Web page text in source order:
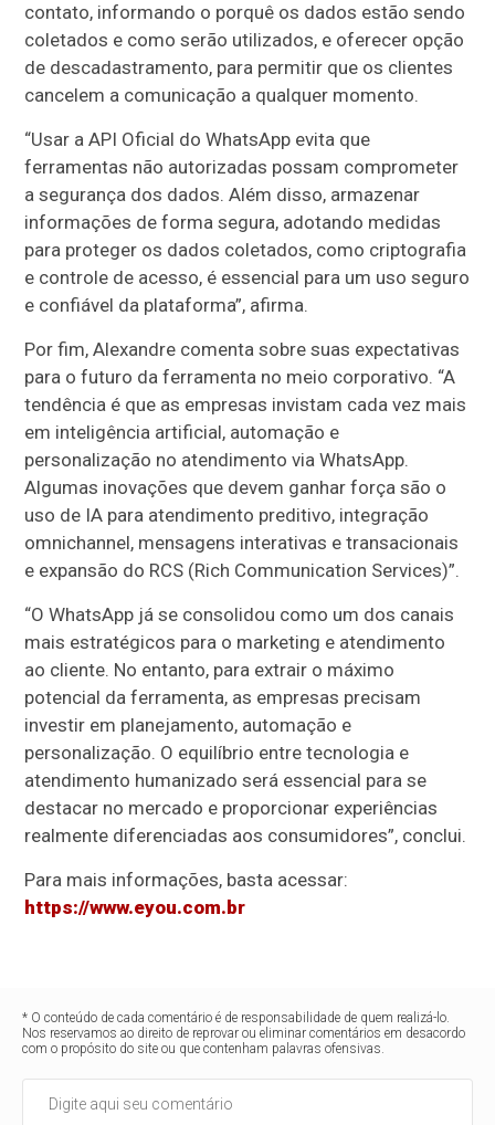
contato, informando o porquê os dados estão sendo
coletados e como serão utilizados, e oferecer opção
de descadastramento, para permitir que os clientes
cancelem a comunicação a qualquer momento.
“Usar a API Oficial do WhatsApp evita que
ferramentas não autorizadas possam comprometer
a segurança dos dados. Além disso, armazenar
informações de forma segura, adotando medidas
para proteger os dados coletados, como criptografia
e controle de acesso, é essencial para um uso seguro
e confiável da plataforma”, afirma.
Por fim, Alexandre comenta sobre suas expectativas
para o futuro da ferramenta no meio corporativo. “A
tendência é que as empresas invistam cada vez mais
em inteligência artificial, automação e
personalização no atendimento via WhatsApp.
Algumas inovações que devem ganhar força são o
uso de IA para atendimento preditivo, integração
omnichannel, mensagens interativas e transacionais
e expansão do RCS (Rich Communication Services)”.
“O WhatsApp já se consolidou como um dos canais
mais estratégicos para o marketing e atendimento
ao cliente. No entanto, para extrair o máximo
potencial da ferramenta, as empresas precisam
investir em planejamento, automação e
personalização. O equilíbrio entre tecnologia e
atendimento humanizado será essencial para se
destacar no mercado e proporcionar experiências
realmente diferenciadas aos consumidores”, conclui.
Para mais informações, basta acessar:
https://www.eyou.com.br
* O conteúdo de cada comentário é de responsabilidade de quem realizá-lo.
Nos reservamos ao direito de reprovar ou eliminar comentários em desacordo
com o propósito do site ou que contenham palavras ofensivas.